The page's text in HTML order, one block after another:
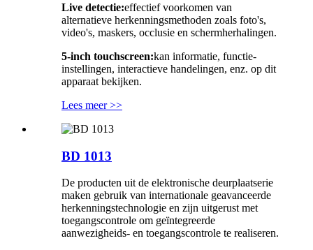
Live detectie:effectief voorkomen van
alternatieve herkenningsmethoden zoals foto's,
video's, maskers, occlusie en schermherhalingen.
5-inch touchscreen:kan informatie, functie-
instellingen, interactieve handelingen, enz. op dit
apparaat bekijken.
Lees meer >>
BD 1013
De producten uit de elektronische deurplaatserie
maken gebruik van internationale geavanceerde
herkenningstechnologie en zijn uitgerust met
toegangscontrole om geïntegreerde
aanwezigheids- en toegangscontrole te realiseren.